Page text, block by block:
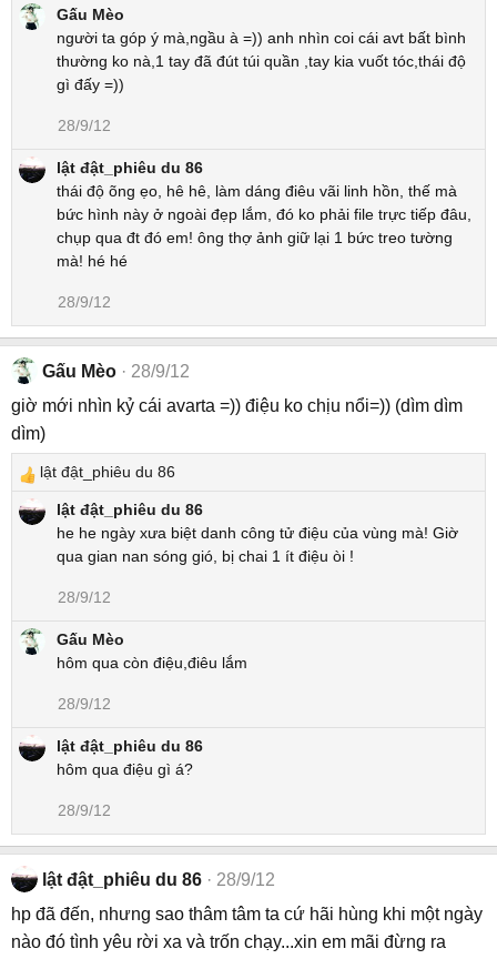
e
a
s
Gấu Mèo
người ta góp ý mà,ngầu à =)) anh nhìn coi cái avt bất bình
thường ko nà,1 tay đã đút túi quần ,tay kia vuốt tóc,thái độ
gì đấy =))
28/9/12
lật đật_phiêu du 86
thái độ õng ẹo, hê hê, làm dáng điêu vãi linh hồn, thế mà
bức hình này ở ngoài đẹp lắm, đó ko phải file trực tiếp đâu,
chụp qua đt đó em! ông thợ ảnh giữ lại 1 bức treo tường
mà! hé hé
28/9/12
Gấu Mèo
28/9/12
giờ mới nhìn kỷ cái avarta =)) điệu ko chịu nổi=)) (dìm dìm
dìm)
R
e
a
n
lật đật_phiêu du 86
lật đật_phiêu du 86
he he ngày xưa biệt danh công tử điệu của vùng mà! Giờ
qua gian nan sóng gió, bị chai 1 ít điệu òi !
28/9/12
Gấu Mèo
hôm qua còn điệu,điêu lắm
28/9/12
lật đật_phiêu du 86
hôm qua điệu gì á?
28/9/12
lật đật_phiêu du 86
28/9/12
hp đã đến, nhưng sao thâm tâm ta cứ hãi hùng khi một ngày
nào đó tình yêu rời xa và trốn chạy...xin em mãi đừng ra